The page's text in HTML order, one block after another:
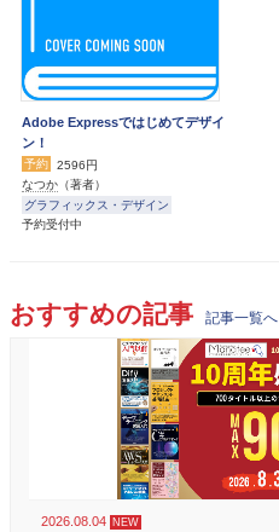
Adobe Expressではじめてデザイ
ン！
予約
2596円
なつか （著者）
グラフィックス・デザイン
予約受付中
おすすめの記事 記事一覧へ
2026.08.04